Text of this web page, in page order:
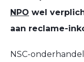
NPO wel
aan reclame-
NSC-